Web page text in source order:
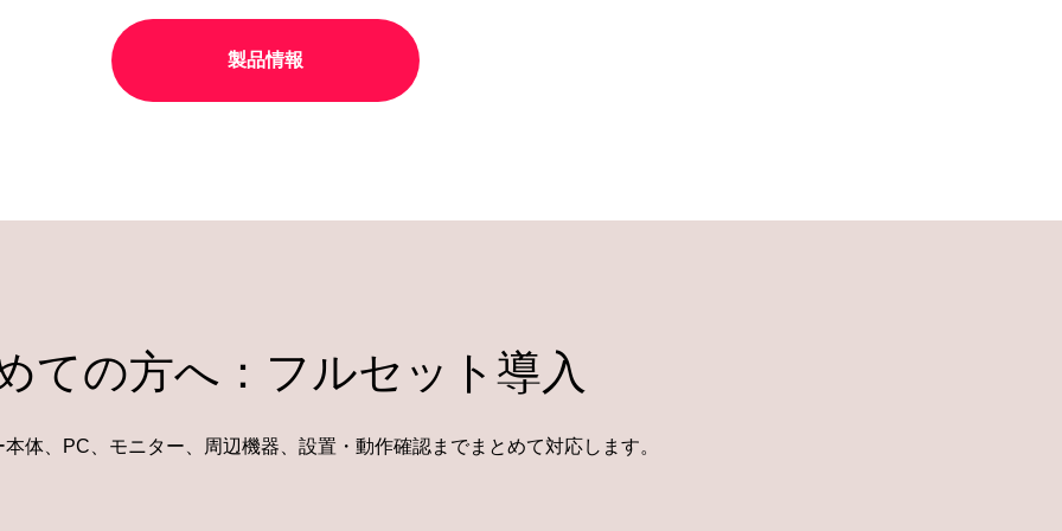
製品情報
ての方へ：フルセット導入
本体、PC、モニター、周辺機器、設置・動作確認までまとめて対応します。